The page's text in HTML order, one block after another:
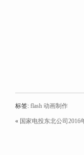
标签: flash 动画制作
« 国家电投东北公司